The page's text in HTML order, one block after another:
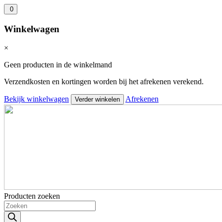
0
Winkelwagen
×
Geen producten in de winkelmand
Verzendkosten en kortingen worden bij het afrekenen verekend.
Bekijk winkelwagen Verder winkelen Afrekenen
Producten zoeken